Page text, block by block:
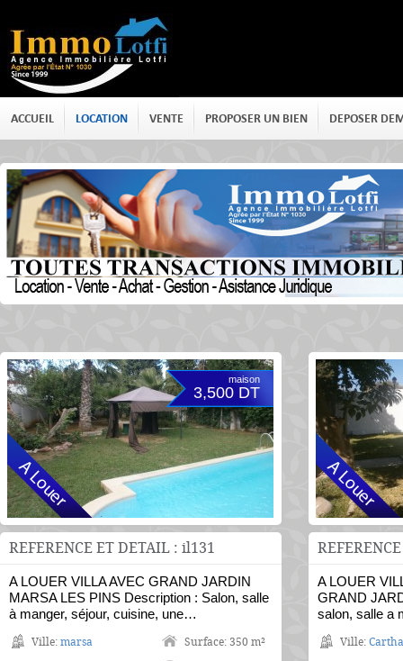
ACCUEIL LOCATION VENTE PROPOSER UN BIEN DEPOSER
Location
maison
3,500 DT
REFERENCE ET DETAIL : il131
A LOUER VILLA AVEC GRAND JARDIN
MARSA LES PINS Description : Salon, salle
à manger, séjour, cuisine, une…
Ville: marsa Surface: 350 m²
A LOUER
GRAND
salon, salle a
Ville: